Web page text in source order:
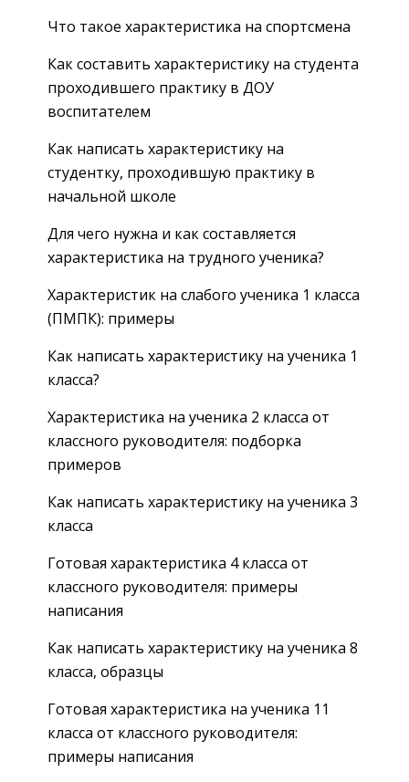
Что такое характеристика на спортсмена
Как составить характеристику на студента
проходившего практику в ДОУ
воспитателем
Как написать характеристику на
студентку, проходившую практику в
начальной школе
Для чего нужна и как составляется
характеристика на трудного ученика?
Характеристик на слабого ученика 1 класса
(ПМПК): примеры
Как написать характеристику на ученика 1
класса?
Характеристика на ученика 2 класса от
классного руководителя: подборка
примеров
Как написать характеристику на ученика 3
класса
Готовая характеристика 4 класса от
классного руководителя: примеры
написания
Как написать характеристику на ученика 8
класса, образцы
Готовая характеристика на ученика 11
класса от классного руководителя:
примеры написания